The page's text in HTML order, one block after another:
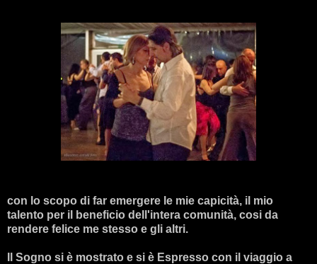
con lo scopo di far emergere le mie capicità, il mio
talento per il beneficio dell'intera comunità, cosi da
rendere felice me stesso e gli altri.
Il Sogno si è mostrato e si è Espresso con il viaggio a